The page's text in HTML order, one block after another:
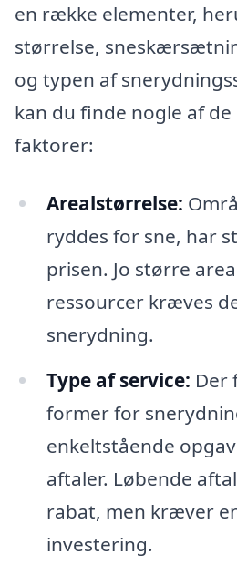
en række elementer,
størrelse,
og typen af
kan du finde nogle af
faktorer:
Arealstørrelse:
ryddes for sne, har
prisen. Jo større
ressourcer kræves
snerydning.
Type af service: Der
former for
enkeltstående
aftaler. Løbende
rabat, men kræver
investering.